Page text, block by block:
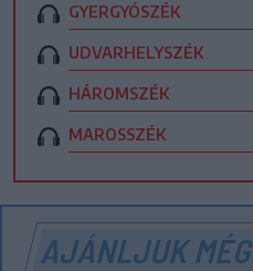
GYERGYÓSZÉK
UDVARHELYSZÉK
HÁROMSZÉK
MAROSSZÉK
AJÁNLJUK MÉG